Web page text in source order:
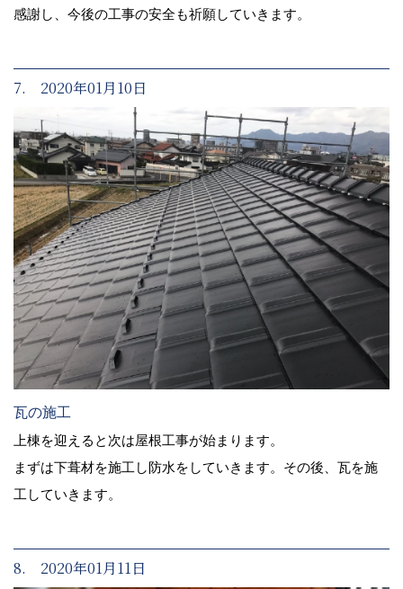
感謝し、今後の工事の安全も祈願していきます。
7. 2020年01月10日
瓦の施工
上棟を迎えると次は屋根工事が始まります。
まずは下葺材を施工し防水をしていきます。その後、瓦を施
工していきます。
8. 2020年01月11日